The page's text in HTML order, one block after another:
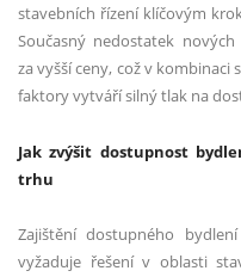
stavebních řízení klíčovým
Současný nedostatek
za vyšší ceny, což v
faktory vytváří silný tlak na
Jak zvýšit dostupnost
trhu
Zajištění dostupného
vyžaduje řešení v oblasti